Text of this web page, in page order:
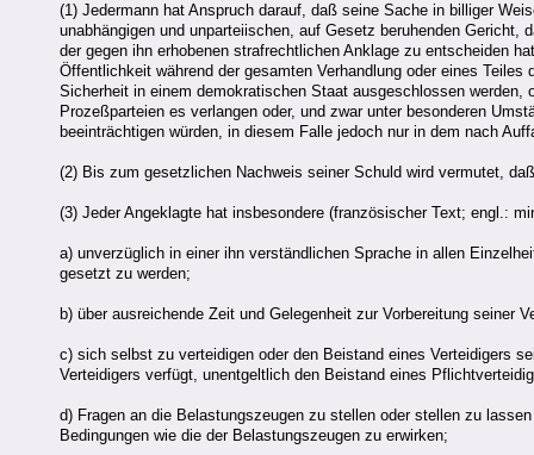
(1) Jedermann hat Anspruch darauf, daß seine Sache in billiger
unabhängigen und unparteiischen, auf Gesetz beruhenden
der gegen ihn erhobenen strafrechtlichen Anklage zu entscheiden
Öffentlichkeit während der gesamten Verhandlung oder eines
Sicherheit in einem demokratischen Staat ausgeschlossen
Prozeßparteien es verlangen oder, und zwar unter besonderen
beeinträchtigen würden, in diesem Falle jedoch nur in dem nach
(2) Bis zum gesetzlichen Nachweis seiner Schuld wird vermutet,
(3) Jeder Angeklagte hat insbesondere (französischer Text; engl.:
a) unverzüglich in einer ihn verständlichen Sprache in allen
gesetzt zu werden;
b) über ausreichende Zeit und Gelegenheit zur Vorbereitung seiner
c) sich selbst zu verteidigen oder den Beistand eines Verteidigers
Verteidigers verfügt, unentgeltlich den Beistand eines
d) Fragen an die Belastungszeugen zu stellen oder stellen zu
Bedingungen wie die der Belastungszeugen zu erwirken;